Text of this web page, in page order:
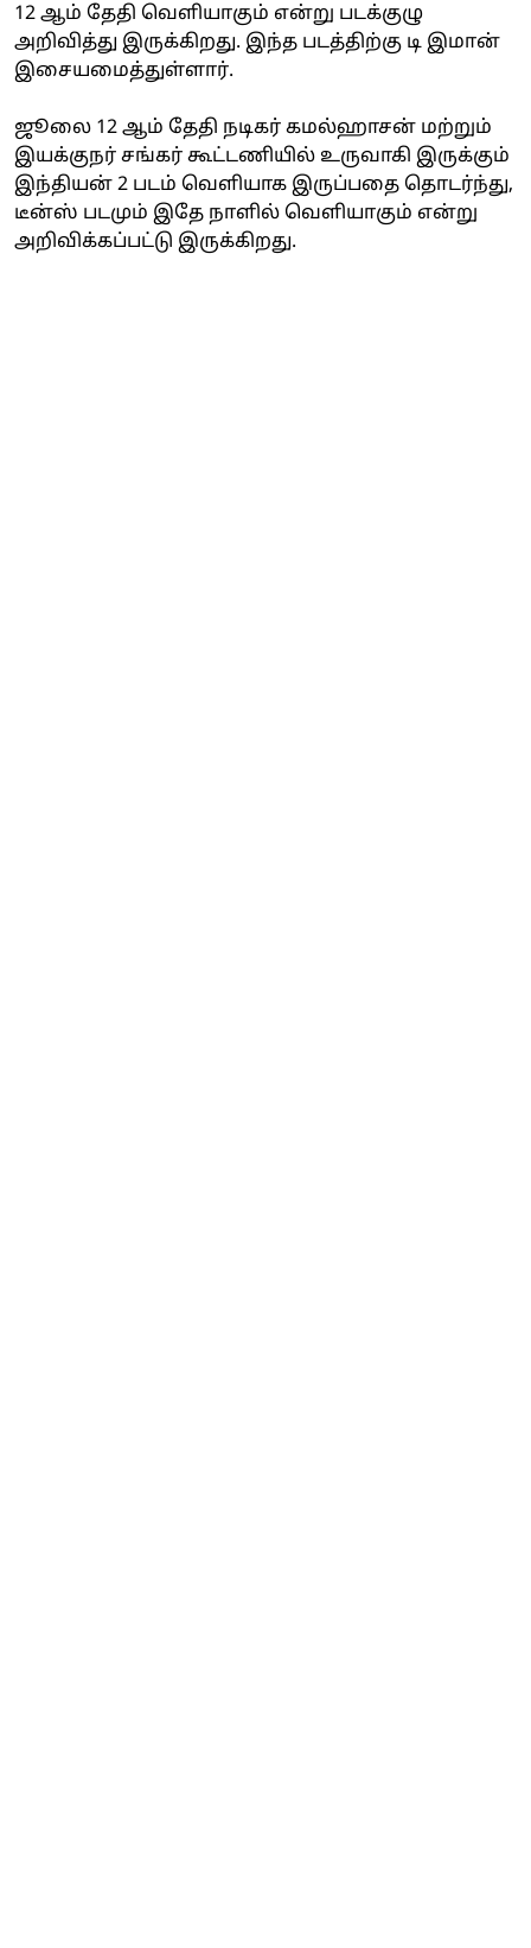
12 ஆம் தேதி வெளியாகும் என்று படக்குழு
அறிவித்து இருக்கிறது. இந்த படத்திற்கு டி இமான்
இசையமைத்துள்ளார்.
ஜூலை 12 ஆம் தேதி நடிகர் கமல்ஹாசன் மற்றும்
இயக்குநர் சங்கர் கூட்டணியில் உருவாகி இருக்கும்
இந்தியன் 2 படம் வெளியாக இருப்பதை தொடர்ந்து,
டீன்ஸ் படமும் இதே நாளில் வெளியாகும் என்று
அறிவிக்கப்பட்டு இருக்கிறது.